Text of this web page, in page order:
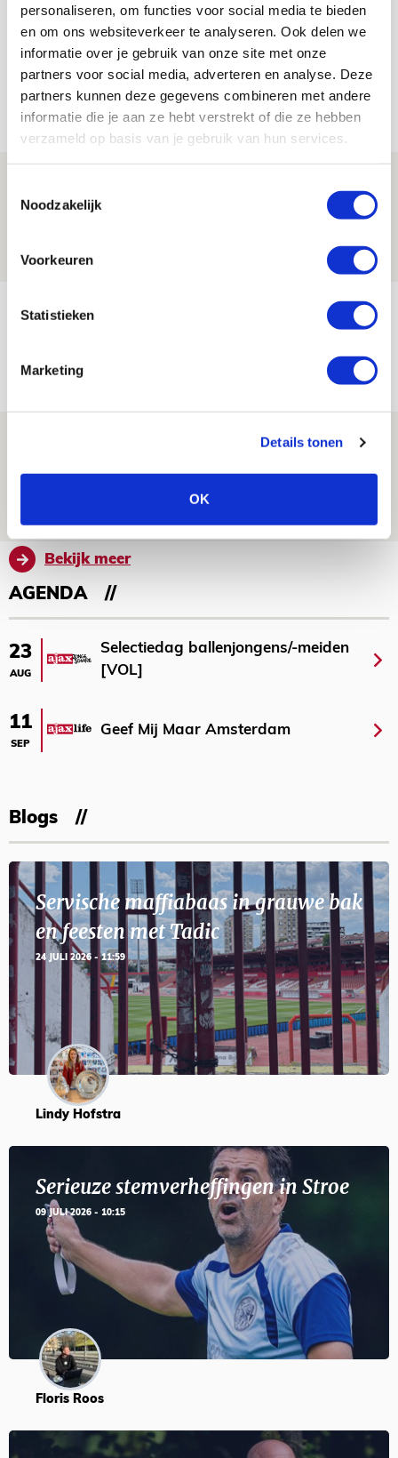
personaliseren, om functies voor social media te bieden
en om ons websiteverkeer te analyseren. Ook delen we
informatie over je gebruik van onze site met onze
partners voor social media, adverteren en analyse. Deze
partners kunnen deze gegevens combineren met andere
informatie die je aan ze hebt verstrekt of die ze hebben
verzameld op basis van je gebruik van hun services.
Noodzakelijk
Voorkeuren
Statistieken
Marketing
Details tonen
OK
Bekijk alle berichten van De Redactie
Net binnen //
de Johan Cruijff Arena?
NIEUWS
Trotse Klaassen: ‘Vierhonderd duels
06 AUGUSTUS 2026 - 23:43
Ajax zet Shelbourne eenvoudig opzij en
Bekijk meer
AGENDA
23
AUG
Selectiedag ballenjongens/-meiden
[VOL]
11
SEP
Geef Mij Maar Amsterdam
Blogs
Servische maffiabaas in grauwe bak
en feesten met Tadic
24 JULI 2026 - 11:59
Lindy Hofstra
Serieuze stemverheffingen in Stroe
09 JULI 2026 - 10:15
Floris Roos